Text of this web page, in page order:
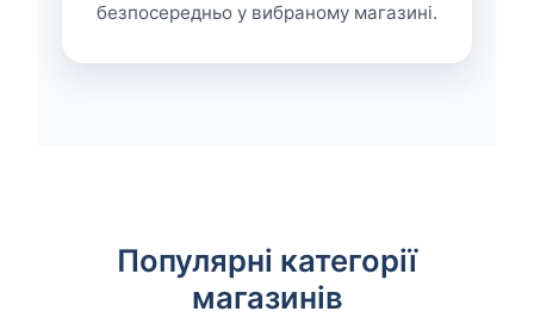
безпосередньо у вибраному магазині.
Популярні категорії
магазинів